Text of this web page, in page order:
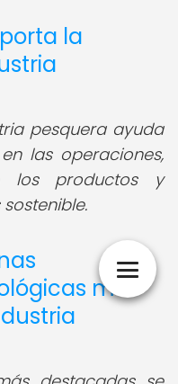
la
pesquera ayuda
las operaciones,
los productos y
más